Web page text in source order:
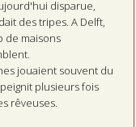
disparue,
des tripes. A Delft,
de maisons
jouaient souvent du
plusieurs fois
rêveuses.